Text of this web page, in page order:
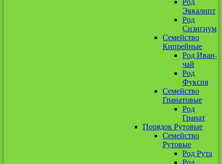
Род
Эвкалипт
Род
Сизигиум
Семейство
Кипрейные
Род Иван-
чай
Род
Фуксия
Семейство
Гранатовые
Род
Гранат
Порядок Рутовые
Семейство
Рутовые
Род Рута
Род